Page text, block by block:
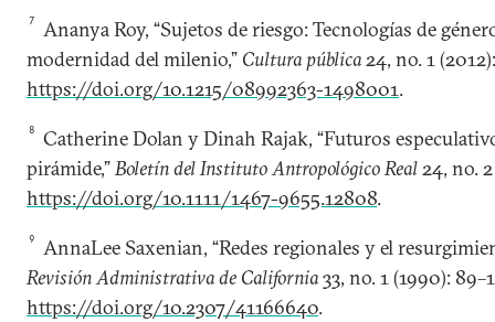
7
Ananya Roy, “Sujetos de riesgo: Tecnologías de
modernidad del milenio,” Cultura pública24, no. 1
https://doi.org/10.1215/08992363-1498001.
8
Catherine Dolan y Dinah Rajak, “Futuros
pirámide,”Boletín del Instituto Antropológico Real24, no.
https://doi.org/10.1111/1467-9655.12808.
9
AnnaLee Saxenian, “Redes regionales y el
Revisión Administrativa de California33, no. 1 (1990):
https://doi.org/10.2307/41166640.